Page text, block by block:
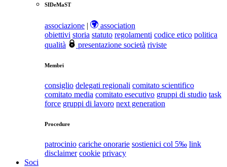
SIDeMaST
associazione |
association
obiettivi storia statuto regolamenti codice etico politica
qualità
presentazione società riviste
Membri
consiglio delegati regionali comitato scientifico
comitato media comitato esecutivo gruppi di studio task
force gruppi di lavoro next generation
Procedure
patrocinio cariche onorarie sostienici col 5‰ link
disclaimer cookie privacy
Soci